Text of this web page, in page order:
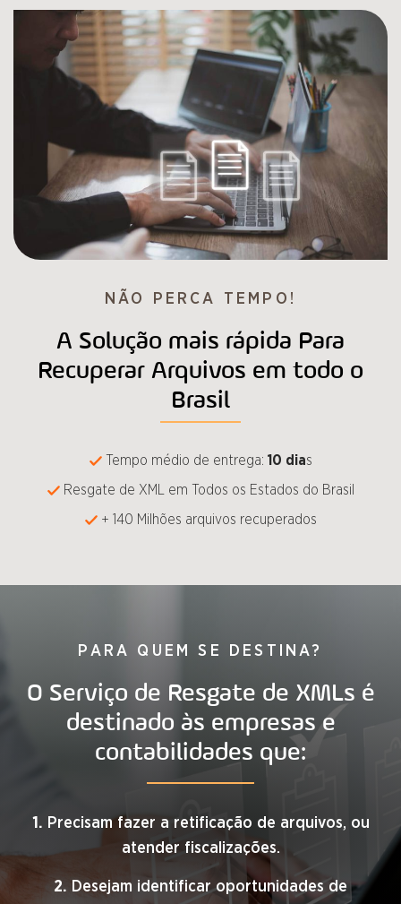
NÃO PERCA TEMPO!
A Solução mais rápida Para
Recuperar Arquivos em todo o
Brasil
Tempo médio de entrega: 10 dias
Resgate de XML em Todos os Estados do Brasil
+ 140 Milhões arquivos recuperados
PARA QUEM SE DESTINA?
O Serviço de Resgate de XMLs é
destinado às empresas e
contabilidades que:
1. Precisam fazer a retificação de arquivos, ou
atender fiscalizações.
2. Desejam identificar oportunidades de